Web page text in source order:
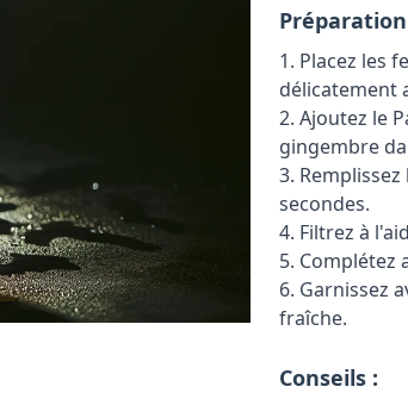
1. Placez les
délicatement
2. Ajoutez le
gingembre
3.
secondes.
4. Filtrez à
5. Complétez
6. Garnissez
fraîche.
Conseils :